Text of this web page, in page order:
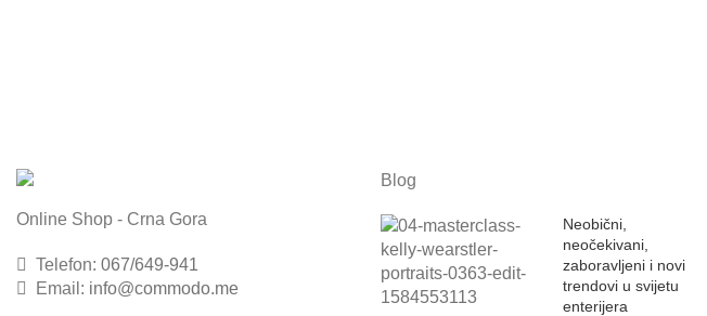
Online Shop - Crna Gora
Telefon: 067/649-941
Email: info@commodo.me
Blog
Neobični,
neočekivani,
zaboravljeni i novi
trendovi u svijetu
enterijera